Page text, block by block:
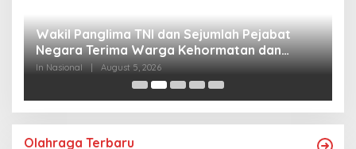
Wakil Panglima TNI dan Sejumlah Pejabat
Negara Terima Warga Kehormatan dan
Brevet Korps Marinir
In Nasional August 5, 2026
Olahraga Terbaru